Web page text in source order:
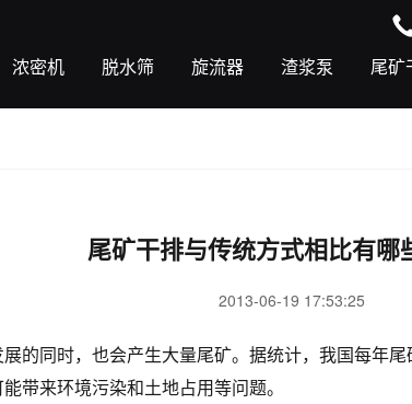
浓密机 脱水筛 旋流器 渣浆泵 尾矿
尾矿干排与传统方式相比有哪
2013-06-19 17:53:25
的同时，也会产生大量尾矿。据统计，我国每年
带来环境污染和土地占用等问题。